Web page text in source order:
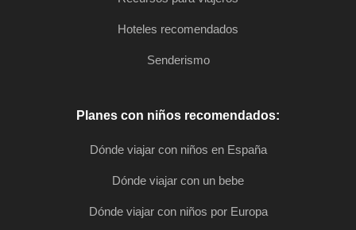
Hoteles recomendados
Senderismo
Planes con niños recomendados:
Dónde viajar con niños en España
Dónde viajar con un bebe
Dónde viajar con niños por Europa